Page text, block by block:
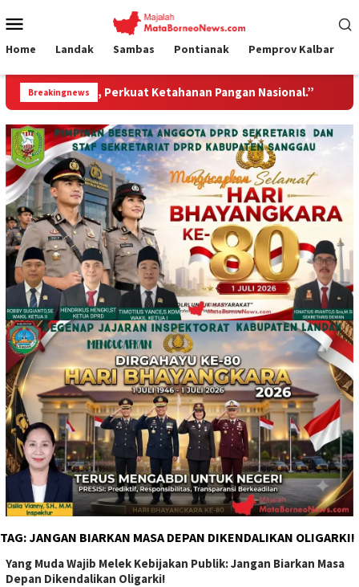
ke
Mobile
Home Landak Sambas Pontianak Pemprov Kalbar
Breakingnews
Ketahanan Pangan Nasional.” Jembatan Gantung
TAG:JANGAN BIARKAN MASA DEPAN DIKENDALIKAN OLIGARKI!
Yang Muda Wajib Melek Kebijakan Publik: Jangan Biarkan Masa
Depan Dikendalikan Oligarki!